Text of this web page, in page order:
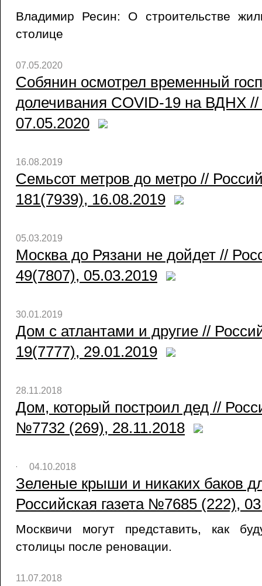
Владимир Ресин: О строительстве
столице
07.05.2020
Собянин осмотрел временный
долечивания COVID-19 на ВДНХ //
07.05.2020
16.08.2019
Семьсот метров до метро //
181(7939), 16.08.2019
05.03.2019
Москва до Рязани не дойдет //
49(7807), 05.03.2019
30.01.2019
Дом с атлантами и другие //
19(7777), 29.01.2019
28.11.2018
Дом, который построил дед //
№7732 (269), 28.11.2018
04.10.2018
Зеленые крыши и никаких баков
Российская газета №7685 (222),
Москвичи могут представить, как
столицы после реновации.
11.07.2018